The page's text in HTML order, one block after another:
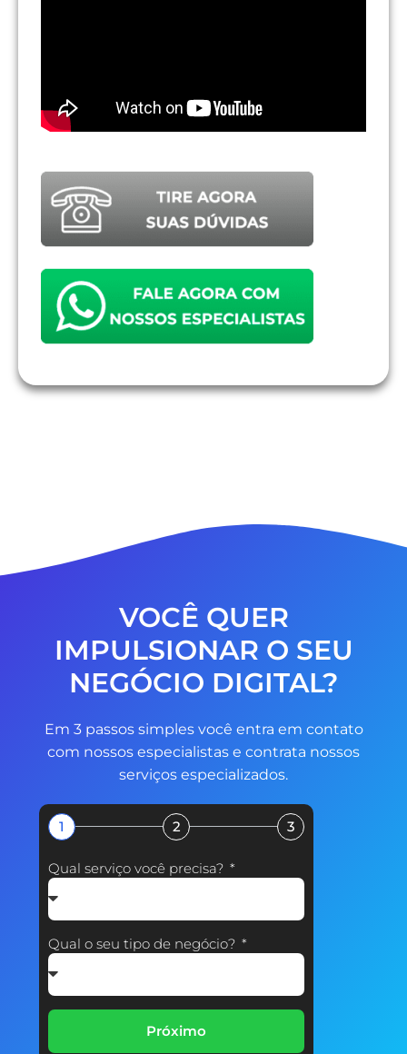
VOCÊ QUER
IMPULSIONAR O SEU
NEGÓCIO DIGITAL?
Em 3 passos simples você entra em contato
com nossos especialistas e contrata nossos
serviços especializados.
1 2 3
Qual serviço você precisa?
Qual o seu tipo de negócio?
Próximo